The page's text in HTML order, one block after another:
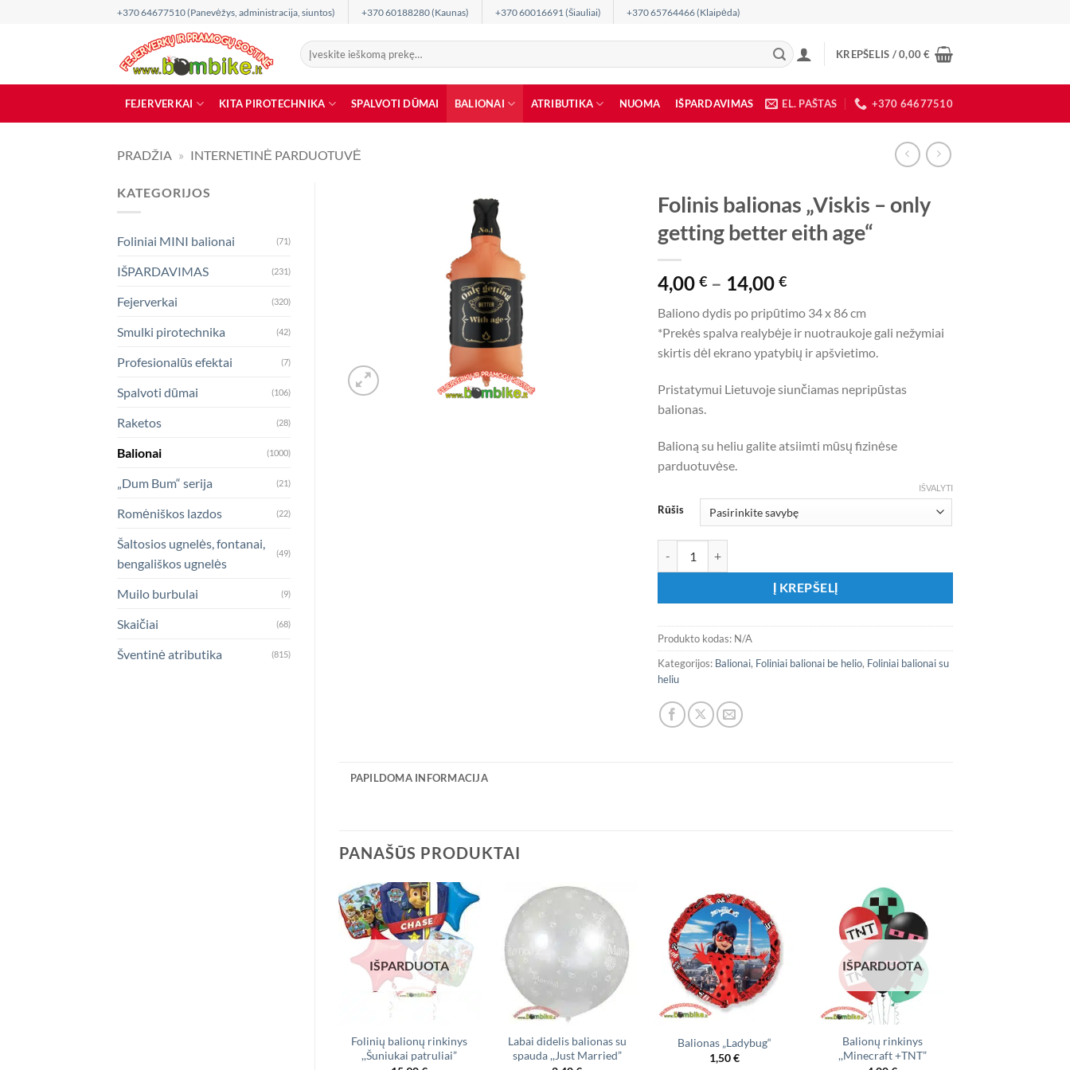
+370 64677510 (Panevėžys, administracija, siuntos) +370 60188280 (Kaunas) +370 60016691 (Šiauliai) +370 65764466 (Klaipėda)
Ieškoti:
KREPŠELIS /0,00€
FEJERVERKAI KITA PIROTECHNIKA SPALVOTI DŪMAI BALIONAI ATRIBUTIKA NUOMA IŠPARDAVIMAS EL. PAŠTAS +370 64677510
PRADŽIA » INTERNETINĖ PARDUOTUVĖ
KATEGORIJOS
Foliniai MINI balionai (71)
IŠPARDAVIMAS (231)
Fejerverkai (320)
Smulki pirotechnika (42)
Profesionalūs efektai (7)
Spalvoti dūmai (106)
Raketos (28)
Balionai (1000)
„Dum Bum“ serija (21)
Romėniškos lazdos (22)
Šaltosios ugnelės, fontanai,
bengališkos ugnelės
(49)
Muilo burbulai (9)
Skaičiai (68)
Šventinė atributika (815)
Folinis balionas „Viskis – only
getting better eith age“
4,00€ – 14,00€Price
4,00 €
through
14,00 €
Baliono dydis po pripūtimo 34 x 86 cm
*Prekės spalva realybėje ir nuotraukoje gali nežymiai
skirtis dėl ekrano ypatybių ir apšvietimo.
Pristatymui Lietuvoje siunčiamas nepripūstas
balionas.
Balioną su heliu galite atsiimti mūsų fizinėse
parduotuvėse.
Rūšis
IŠVALYTI
Į KREPŠELĮ
Produkto kodas: N/A
Kategorijos: Balionai, Foliniai balionai be helio, Foliniai balionai su
heliu
PAPILDOMA INFORMACIJA
PANAŠŪS PRODUKTAI
IŠPARDUOTA
Folinių balionų rinkinys
,,Šuniukai patruliai”
Labai didelis balionas su
spauda ,,Just Married”
Balionas „Ladybug“
1,50€
IŠPARDUOTA
Balionų rinkinys
,,Minecraft +TNT”